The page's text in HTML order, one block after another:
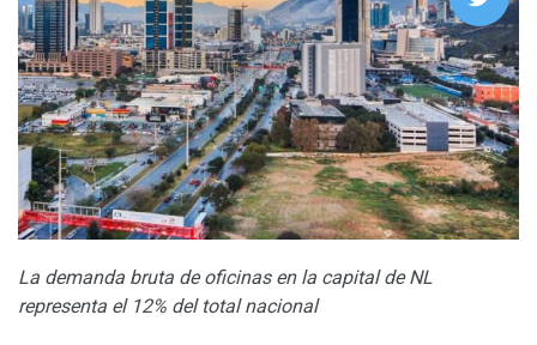
La demanda bruta de oficinas en la capital de NL
representa el 12% del total nacional